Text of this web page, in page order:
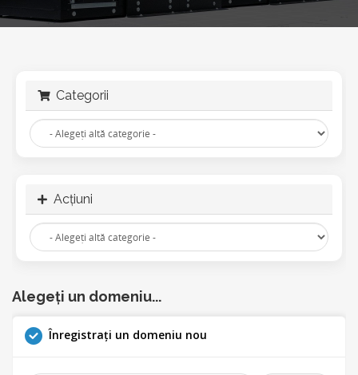
Categorii
Acțiuni
Alegeți un domeniu...
Înregistrați un domeniu nou